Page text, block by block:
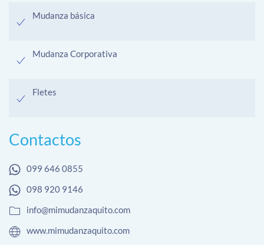
Mudanza básica
Mudanza Corporativa
Fletes
Contactos
099 646 0855
098 920 9146
info@mimudanzaquito.com
www.mimudanzaquito.com